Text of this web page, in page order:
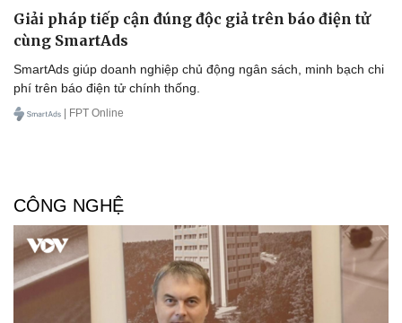
Giải pháp tiếp cận đúng độc giả trên báo điện tử
cùng SmartAds
SmartAds giúp doanh nghiệp chủ động ngân sách, minh bạch chi
phí trên báo điện tử chính thống.
| FPT Online
CÔNG NGHỆ